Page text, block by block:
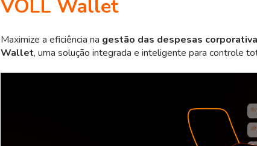
VOLL Wallet
Maximize a eficiência na gestão das despesas
Wallet, uma solução integrada e inteligente para controle